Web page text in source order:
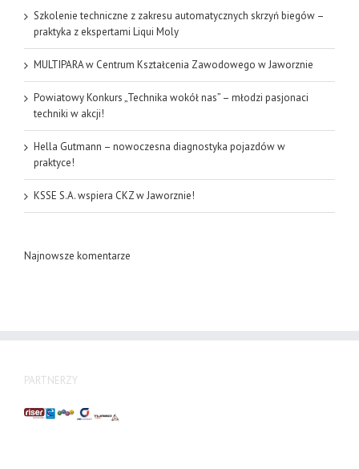
Szkolenie techniczne z zakresu automatycznych skrzyń biegów –
praktyka z ekspertami Liqui Moly
MULTIPARA w Centrum Kształcenia Zawodowego w Jaworznie
Powiatowy Konkurs „Technika wokół nas” – młodzi pasjonaci
techniki w akcji!
Hella Gutmann – nowoczesna diagnostyka pojazdów w
praktyce!
KSSE S.A. wspiera CKZ w Jaworznie!
Najnowsze komentarze
PARTNERZY